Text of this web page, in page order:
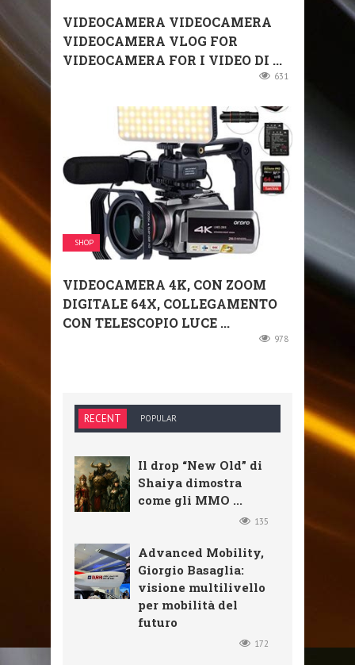
VIDEOCAMERA VIDEOCAMERA
VIDEOCAMERA VLOG FOR
VIDEOCAMERA FOR I VIDEO DI ...
631
SHOP
VIDEOCAMERA 4K, CON ZOOM
DIGITALE 64X, COLLEGAMENTO
CON TELESCOPIO LUCE ...
978
RECENT POPULAR
Il drop “New Old” di
Shaiya dimostra
come gli MMO ...
135
Advanced Mobility,
Giorgio Basaglia:
visione multilivello
per mobilità del
futuro
172